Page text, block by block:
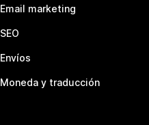
Email marketing
SEO
Envíos
Moneda y traducción